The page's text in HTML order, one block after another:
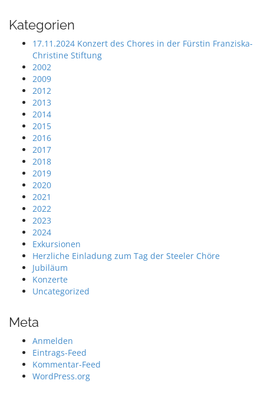
Kategorien
17.11.2024 Konzert des Chores in der Fürstin Franziska-
Christine Stiftung
2002
2009
2012
2013
2014
2015
2016
2017
2018
2019
2020
2021
2022
2023
2024
Exkursionen
Herzliche Einladung zum Tag der Steeler Chöre
Jubiläum
Konzerte
Uncategorized
Meta
Anmelden
Eintrags-Feed
Kommentar-Feed
WordPress.org